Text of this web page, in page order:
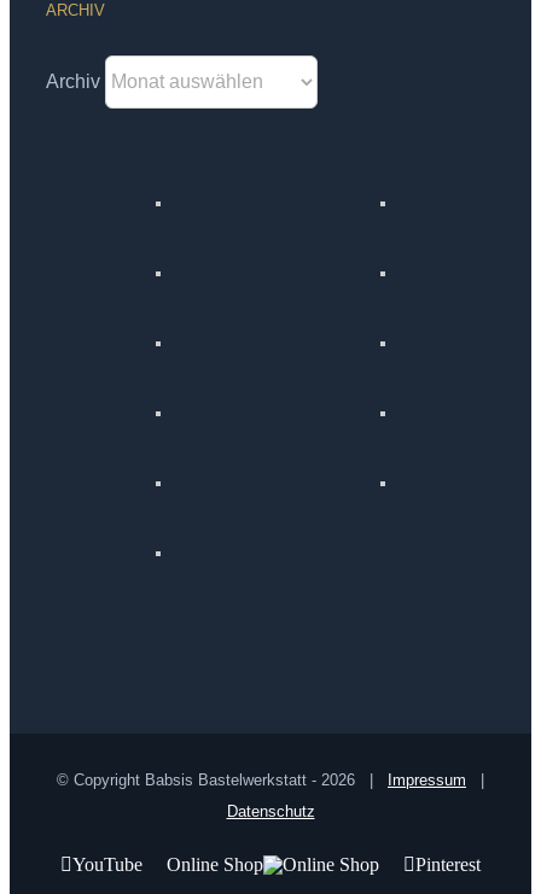
ARCHIV
Archiv
© Copyright Babsis Bastelwerkstatt - 2026 | Impressum
Datenschutz
YouTube Online Shop Pinterest